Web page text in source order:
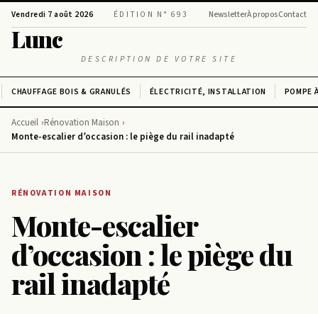
Vendredi 7 août 2026 ÉDITION N° 693 NewsletterÀ proposContact
Lunc
DESCRIPTION DE VOTRE SITE
CHAUFFAGE BOIS & GRANULÉS ÉLECTRICITÉ, INSTALLATION POMPE
Accueil Rénovation Maison
Monte-escalier d’occasion : le piège du rail inadapté
RÉNOVATION MAISON
Monte-escalier
d’occasion : le piège du
rail inadapté